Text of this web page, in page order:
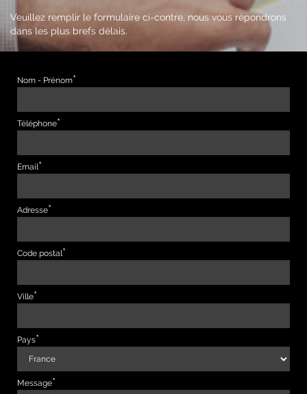
Veuillez remplir le formulaire ci-contre, nous vous répondrons
dans les plus brefs délais.
Nom - Prénom
Téléphone
Email
Adresse
Code postal
Ville
Pays
Message